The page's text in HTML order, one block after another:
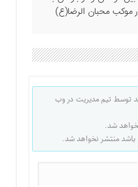
موکب محبان الرضا(ع)
توسط تیم مدیریت در وب
شد.
باشد منتشر نخواهد شد.